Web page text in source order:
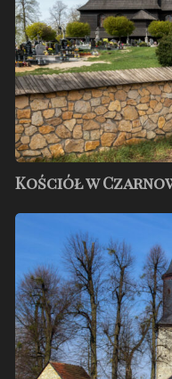
IV
2018
Kościół w
Kościół
Centawie